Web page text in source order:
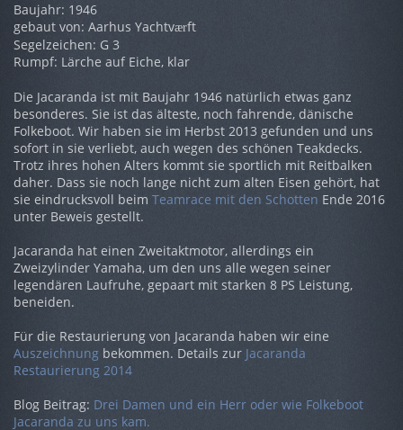
Baujahr: 1946
gebaut von: Aarhus Yachtværft
Segelzeichen: G 3
Rumpf: Lärche auf Eiche, klar
Die Jacaranda ist mit Baujahr 1946 natürlich etwas ganz
besonderes. Sie ist das älteste, noch fahrende, dänische
Folkeboot. Wir haben sie im Herbst 2013 gefunden und uns
sofort in sie verliebt, auch wegen des schönen Teakdecks.
Trotz ihres hohen Alters kommt sie sportlich mit Reitbalken
daher. Dass sie noch lange nicht zum alten Eisen gehört, hat
sie eindrucksvoll beim Teamrace mit den Schotten Ende 2016
unter Beweis gestellt.
Jacaranda hat einen Zweitaktmotor, allerdings ein
Zweizylinder Yamaha, um den uns alle wegen seiner
legendären Laufruhe, gepaart mit starken 8 PS Leistung,
beneiden.
Für die Restaurierung von Jacaranda haben wir eine
Auszeichnung bekommen. Details zur Jacaranda
Restaurierung 2014
Blog Beitrag: Drei Damen und ein Herr oder wie Folkeboot
Jacaranda zu uns kam.